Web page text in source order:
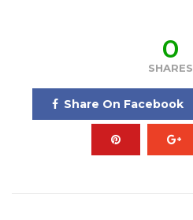
0
SHARES
Share On Facebook